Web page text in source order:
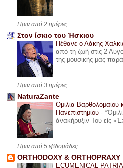
Πριν από 2 ημέρες
Στον ίσκιο του Ήσκιου
Πέθανε ο Λάκης
από τη ζωή στις 2
της μουσικής μας
Πριν από 3 ημέρες
NaturaZante
Ομιλία Βαρθολομαίου
Πανεπιστημίου -
ἀνακήρυξίν Του εἰς
Πριν από 5 εβδομάδες
ORTHODOXY & ORTHOPRAXY
ECUMENICAL